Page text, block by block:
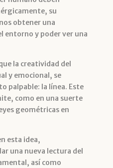
su
obtener una
entorno y poder ver una
la creatividad del
y emocional, se
palpable: la línea. Este
como en una suerte
geométricas en
esta idea,
una nueva lectura del
así como